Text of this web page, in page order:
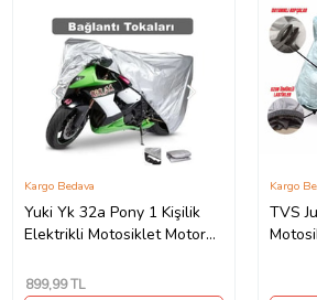
Yuki Yk 32a Pony 1 Kişilik
Elektrikli Motosiklet Motor
Koruma Gri
Kargo Bedava
899,99 TL
TVS
Kargo